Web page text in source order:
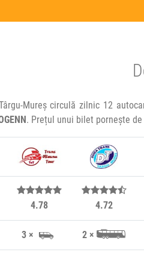
Mureș circulă zilnic 12
. Prețul unui bilet pornește de
4.78
4.72
3 × 2 ×